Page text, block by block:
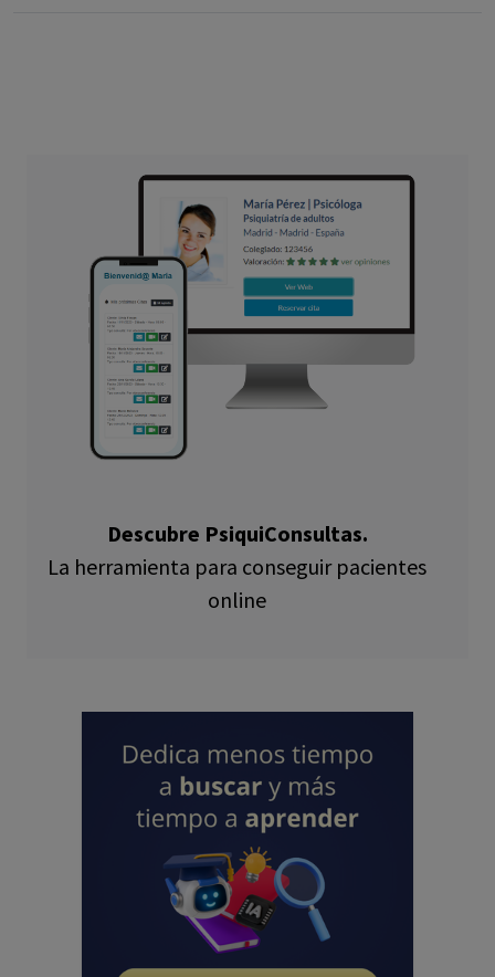
Descubre PsiquiConsultas.
La herramienta para conseguir pacientes
online